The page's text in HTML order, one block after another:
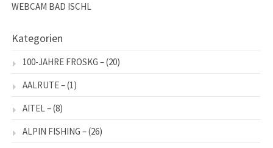
WEBCAM BAD ISCHL
Kategorien
100-JAHRE FROSKG –(20)
AALRUTE –(1)
AITEL –(8)
ALPIN FISHING –(26)